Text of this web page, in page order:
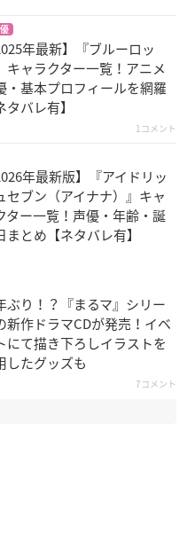
年最新】『ブルーロッ
キャラクター一覧！アニメ
・基本プロフィールを網羅
タバレ有】
1コメント
年最新版】『アイドリッ
セブン（アイナナ）』キャ
ター一覧！声優・年齢・誕
まとめ【ネタバレ有】
ぶり！？『まるマ』シリー
新作ドラマCDが発売！イベ
にて描き下ろしイラストを
したグッズも
7コメント